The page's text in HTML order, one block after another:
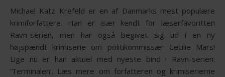
Michael Katz Krefeld er en af Danmarks mest populære
krimiforfattere. Han er især kendt for læserfavoritten
Ravn-serien, men har også begivet sig ud i en ny
højspændt krimiserie om politikommissær Cecilie Mars!
Lige nu er han aktuel med nyeste bind i Ravn-serien:
‘Terminalen‘. Læs mere om forfatteren og krimiserierne